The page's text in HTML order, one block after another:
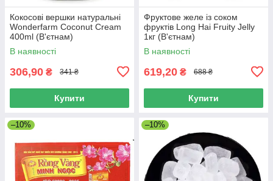
Кокосові вершки натуральні
Wonderfarm Coconut Cream
400ml (В'єтнам)
В наявності
306,90 ₴ 341 ₴
Купити
Фруктове желе із соком
фруктів Long Hai Fruity Jelly
1кг (В'єтнам)
В наявності
619,20 ₴ 688 ₴
Купити
–10% –10%